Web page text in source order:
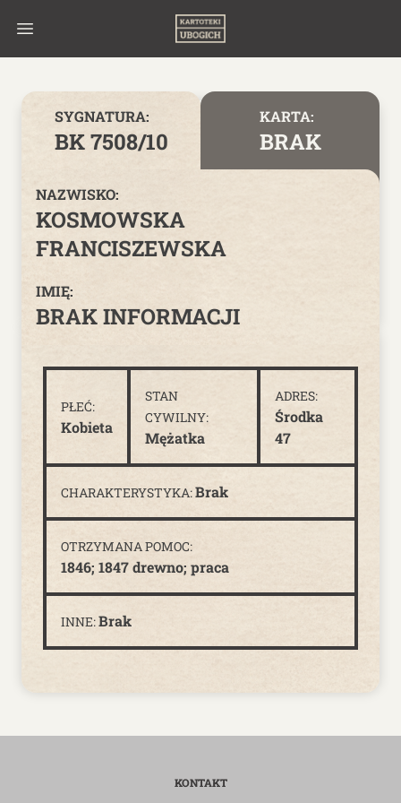
SYGNATURA:
BK 7508/10
KARTA:
BRAK
NAZWISKO:
KOSMOWSKA
FRANCISZEWSKA
IMIĘ:
BRAK INFORMACJI
PŁEĆ:
Kobieta
STAN
CYWILNY:
Mężatka
ADRES:
Środka
47
CHARAKTERYSTYKA:Brak
OTRZYMANA POMOC:
1846; 1847 drewno; praca
INNE:Brak
KONTAKT